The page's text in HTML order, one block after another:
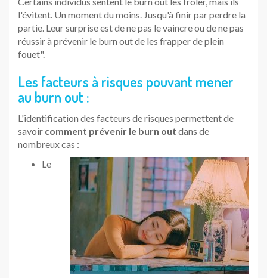
l'évitent. Un moment du moins. Jusqu'à finir par perdre la
partie. Leur surprise est de ne pas le vaincre ou de ne pas
réussir à prévenir le burn out de les frapper de plein
fouet".
Les facteurs à risques pouvant mener
au burn out :
L'identification des facteurs de risques permettent de
savoir comment prévenir le burn out dans de
nombreux cas :
Le